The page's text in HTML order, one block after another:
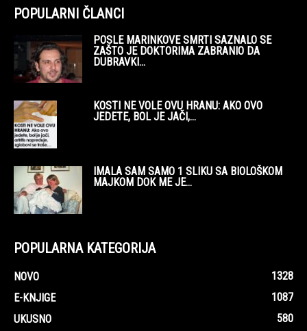
POPULARNI ČLANCI
POSLE MARINKOVE SMRTI SAZNALO SE
ZAŠTO JE DOKTORIMA ZABRANIO DA
DUBRAVKI...
KOSTI NE VOLE OVU HRANU: AKO OVO
JEDETE, BOL JE JAČI,...
IMALA SAM SAMO 1 SLIKU SA BIOLOŠKOM
MAJKOM DOK ME JE...
POPULARNA KATEGORIJA
NOVO
1328
E-KNJIGE
1087
UKUSNO
580